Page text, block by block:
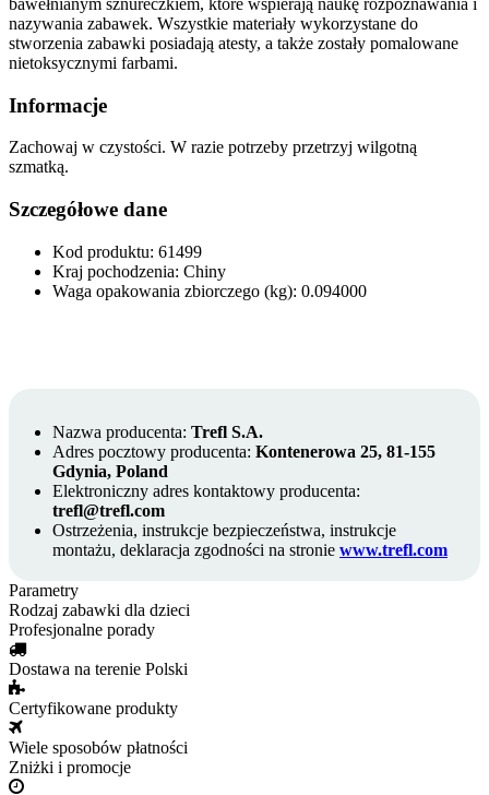
bawełnianym sznureczkiem, które wspierają naukę rozpoznawania i
nazywania zabawek. Wszystkie materiały wykorzystane do
stworzenia zabawki posiadają atesty, a także zostały pomalowane
nietoksycznymi farbami.
Informacje
Zachowaj w czystości. W razie potrzeby przetrzyj wilgotną
szmatką.
Szczegółowe dane
Kod produktu: 61499
Kraj pochodzenia: Chiny
Waga opakowania zbiorczego (kg): 0.094000
Nazwa producenta: Trefl S.A.
Adres pocztowy producenta: Kontenerowa 25, 81-155
Gdynia, Poland
Elektroniczny adres kontaktowy producenta:
trefl@trefl.com
Ostrzeżenia, instrukcje bezpieczeństwa, instrukcje
montażu, deklaracja zgodności na stronie www.trefl.com
Parametry
Rodzaj zabawki dla dzieci
Profesjonalne porady
Dostawa na terenie Polski
Certyfikowane produkty
Wiele sposobów płatności
Zniżki i promocje